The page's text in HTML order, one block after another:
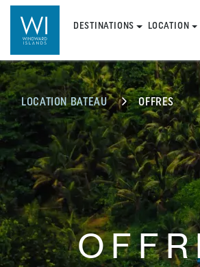
DESTINATIONS LOCATION
LOCATION BATEAU OFFRES